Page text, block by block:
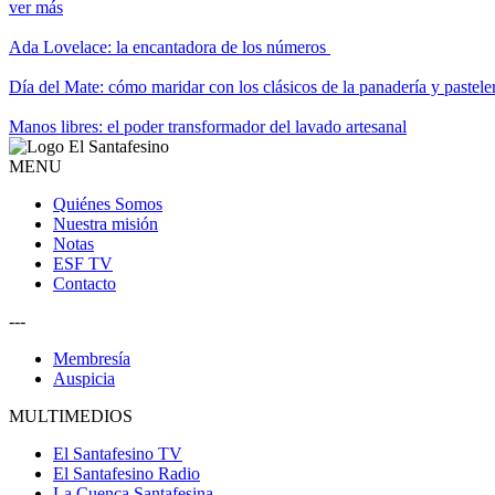
ver más
Ada Lovelace: la encantadora de los números
Día del Mate: cómo maridar con los clásicos de la panadería y
Manos libres: el poder transformador del lavado artesanal
MENU
Quiénes Somos
Nuestra misión
Notas
ESF TV
Contacto
---
Membresía
Auspicia
MULTIMEDIOS
El Santafesino TV
El Santafesino Radio